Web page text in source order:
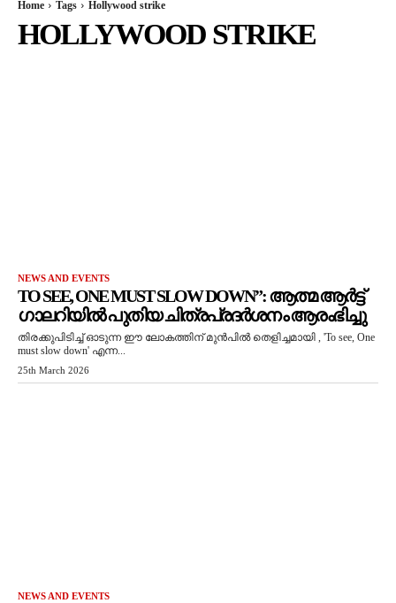
Home Tags Hollywood strike
HOLLYWOOD STRIKE
NEWS AND EVENTS
TO SEE, ONE MUST SLOW DOWN”: ആത്മ ആർട്ട്
ഗാലറിയിൽ പുതിയ ചിത്രപ്രദർശനം ആരംഭിച്ചു
തിരക്കുപിടിച്ച് ഓടുന്ന ഈ ലോകത്തിന് മുൻപിൽ തെളിച്ചമായി , 'To see, One
must slow down' എന്ന...
25th March 2026
NEWS AND EVENTS